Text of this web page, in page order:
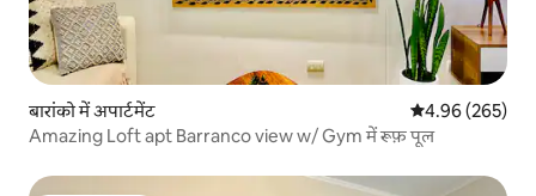
बारांको में अपार्टमेंट औसत रेटिंग 5 में से
4.96 (265)
Amazing Loft apt Barranco view w/ Gym में रूफ़ पूल